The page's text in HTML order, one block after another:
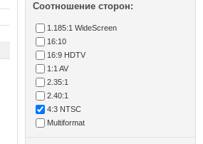
Соотношение сторон:
1.185:1 WideScreen
16:10
16:9 HDTV
1:1 AV
2.35:1
2.40:1
4:3 NTSC
Multiformat